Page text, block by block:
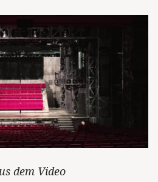
dem Video